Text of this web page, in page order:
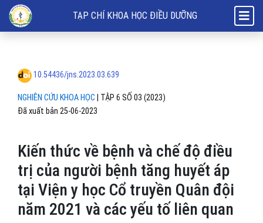
Kiến thức về bệnh và chế độ điều trị của người bệnh tăng huyết áp
TẠP CHÍ KHOA HỌC ĐIỀU DƯỠNG
NGHIÊN CỨU KHOA HỌC TẬP 6 SỐ 03 (2023)
Kiến thức về bệnh và chế độ điều
trị của người bệnh tăng huyết áp
tại Viện y học Cổ truyền Quân đội
năm 2021 và các yếu tố liên quan
10.54436/jns.2023.03.639
Đã xuất bản 25-06-2023